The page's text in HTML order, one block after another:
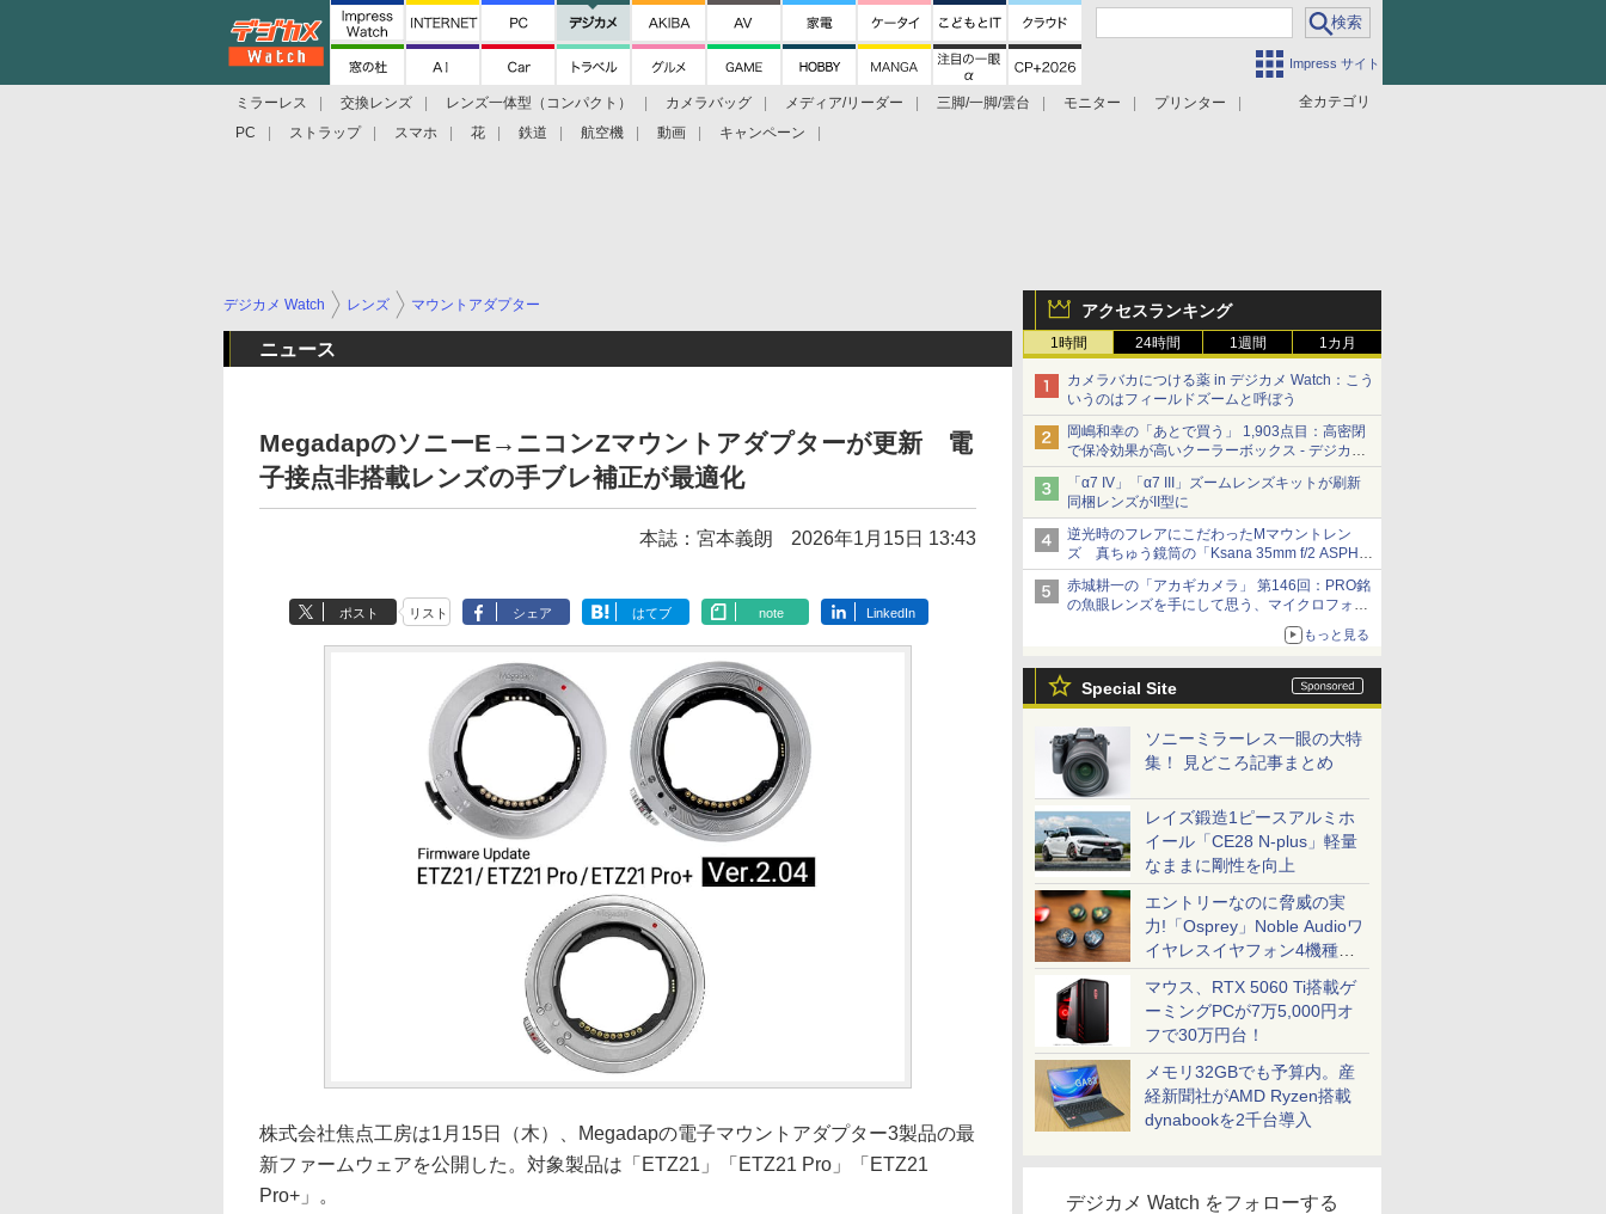
Impress サイト
全カテゴリ
ミラーレス 交換レンズ レンズ一体型（コンパクト） カメラバッグ メディア/リーダー 三脚/一脚/雲台 モニター
プリンター
PC
ストラップ スマホ 花 鉄道 航空機 動画 キャンペーン
アクセスランキング
1時間 24時間 1週間 1カ月
カメラバカにつける薬 in デジカメ Watch：こう
いうのはフィールドズームと呼ぼう
岡嶋和幸の「あとで買う」 1,903点目：高密閉
で保冷効果が高いクーラーボックス - デジカメ
Watch
「α7 IV」「α7 III」ズームレンズキットが刷新
同梱レンズがII型に
逆光時のフレアにこだわったMマウントレン
ズ 真ちゅう鏡筒の「Ksana 35mm f/2 ASPH.
シルバークローム」
赤城耕一の「アカギカメラ」 第146回：PRO銘
の魚眼レンズを手にして思う、マイクロフォー
もっと見る
Special Site
ソニーミラーレス一眼の大特
集！ 見どころ記事まとめ
レイズ鍛造1ピースアルミホ
イール「CE28 N-plus」軽量
なままに剛性を向上
エントリーなのに脅威の実
力!「Osprey」Noble Audioワ
イヤレスイヤフォン4機種を
一気に聴く
マウス、RTX 5060 Ti搭載ゲ
ーミングPCが7万5,000円オ
フで30万円台！
メモリ32GBでも予算内。産
経新聞社がAMD Ryzen搭載
dynabookを2千台導入
デジカメ Watch をフォローする
デジカメ Watch レンズ マウントアダプター
ニュース
MegadapのソニーE→ニコンZマウントアダプターが更新 電
子接点非搭載レンズの手ブレ補正が最適化
本誌：宮本義朗 2026年1月15日 13:43
ポスト リスト シェア はてブ note LinkedIn
株式会社焦点工房は1月15日（木）、Megadapの電子マウントアダプター3製品の最
新ファームウェアを公開した。対象製品は「ETZ21」「ETZ21 Pro」「ETZ21
Pro+」。